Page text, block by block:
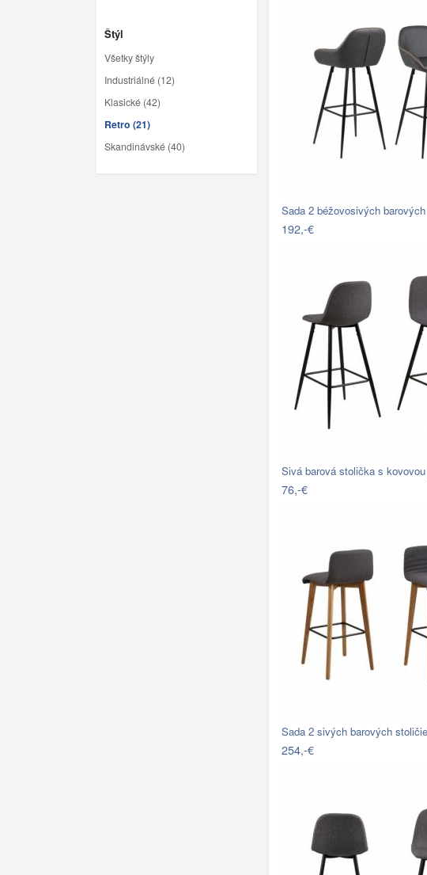
Štýl
Všetky štýly
Industriálné (12)
Klasické (42)
Retro (21)
Skandinávské (40)
Sada 2 béžovosivých
192,-€
Sivá barová stolička s
76,-€
Sada 2 sivých barových
254,-€